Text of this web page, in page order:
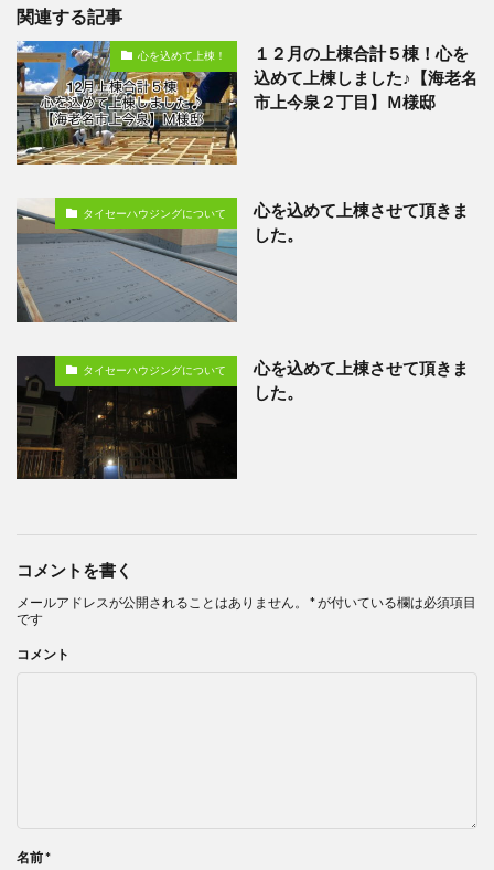
関連する記事
心を込めて上棟！
１２月の上棟合計５棟！心を
込めて上棟しました♪【海老名
市上今泉２丁目】Ｍ様邸
タイセーハウジングについて
心を込めて上棟させて頂きま
した。
タイセーハウジングについて
心を込めて上棟させて頂きま
した。
コメントを書く
メールアドレスが公開されることはありません。 *が付いている欄は必須項目
です
コメント
名前*